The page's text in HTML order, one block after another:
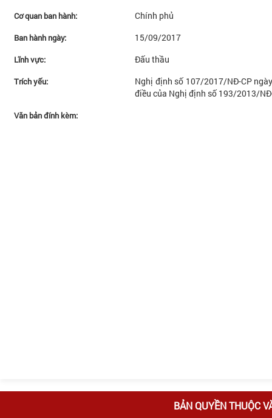
Cơ quan ban hành:
Chính phủ
Ban hành ngày: 15/09/2017
Lĩnh vực: Đấu thầu
Trích yếu:
Nghị định số 107/2017/NĐ-CP
điều của Nghị định số 193/2013/
Văn bản đính kèm:
BẢN QUYỀN THUỘC